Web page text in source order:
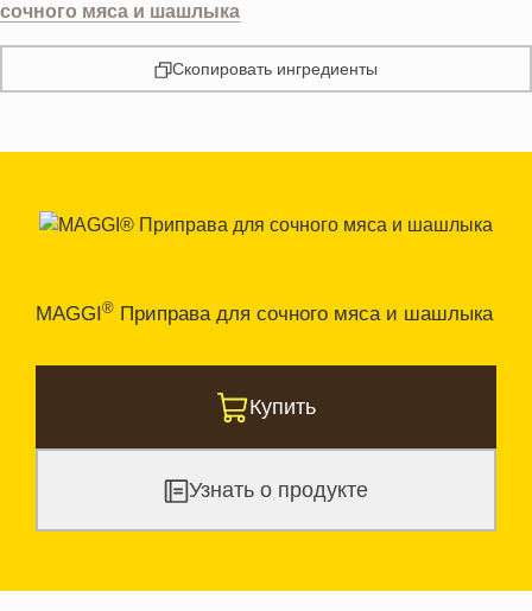
сочного мяса и шашлыка
Скопировать ингредиенты
MAGGI® Приправа для сочного мяса и шашлыка
Купить
Узнать о продукте